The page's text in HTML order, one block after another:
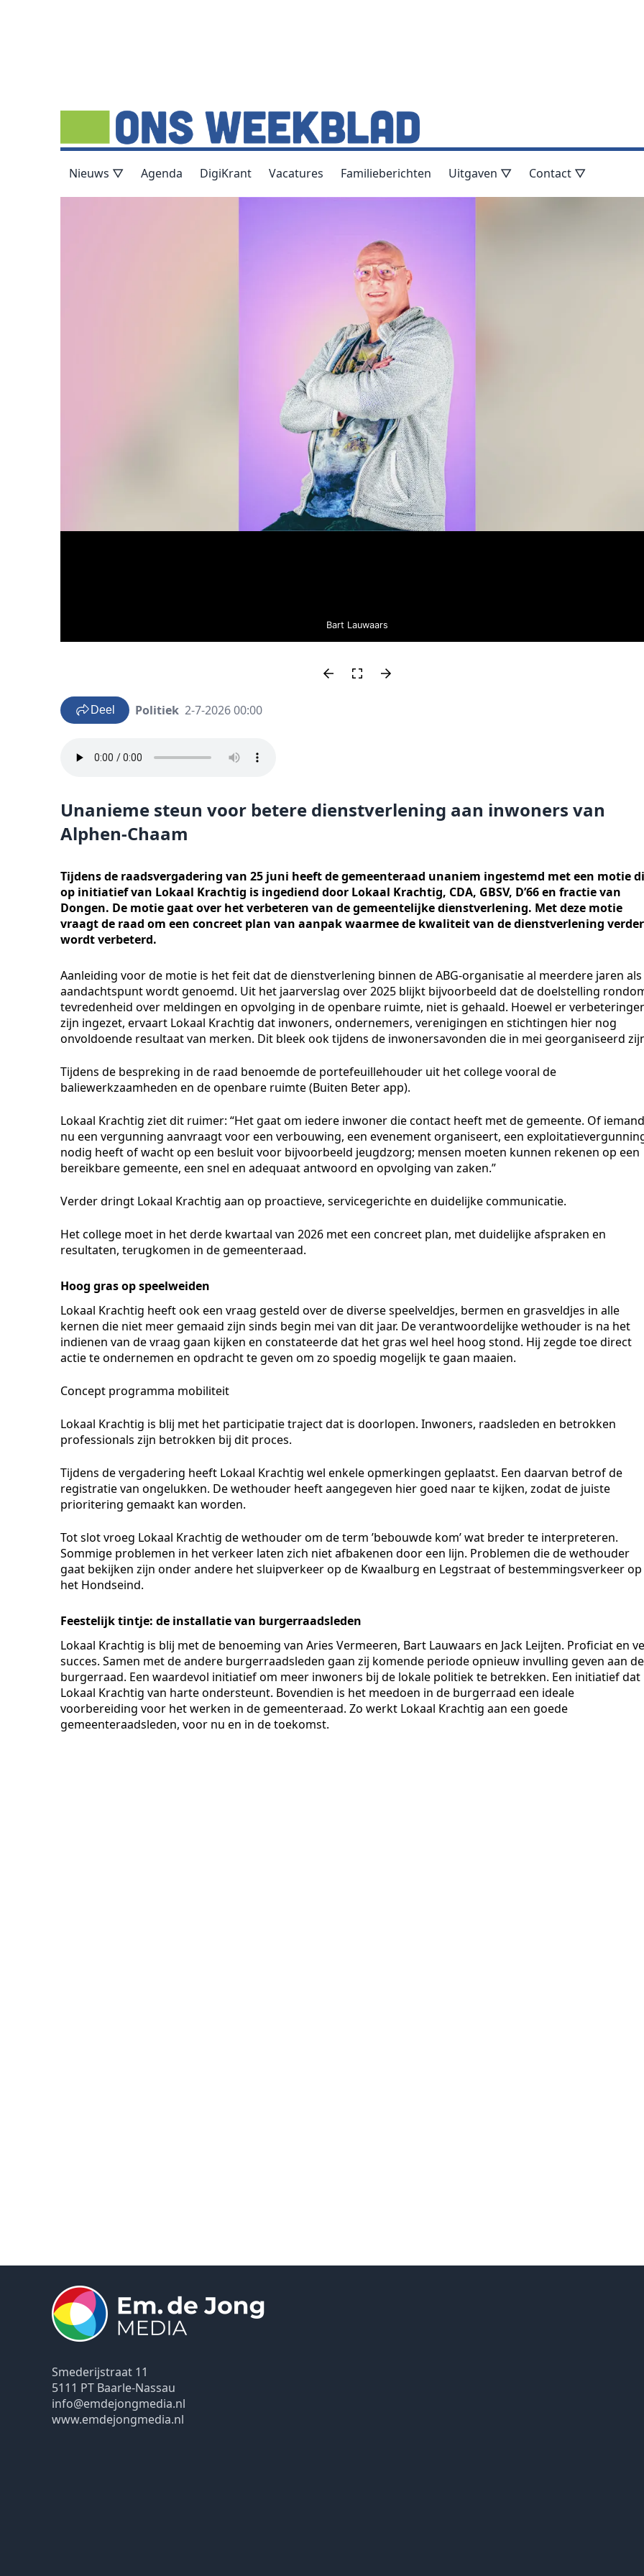
Nieuws ▽ Agenda DigiKrant Vacatures Familieberichten Uitgaven ▽ Contact ▽
Bart Lauwaars
Deel Politiek 2-7-2026 00:00
Unanieme steun voor betere dienstverlening aan inwoners van
Alphen-Chaam
Tijdens de raadsvergadering van 25 juni heeft de gemeenteraad unaniem ingestemd met een motie
op initiatief van Lokaal Krachtig is ingediend door Lokaal Krachtig, CDA, GBSV, D’66 en fractie van
Dongen. De motie gaat over het verbeteren van de gemeentelijke dienstverlening. Met deze motie
vraagt de raad om een concreet plan van aanpak waarmee de kwaliteit van de dienstverlening verder
wordt verbeterd.
Aanleiding voor de motie is het feit dat de dienstverlening binnen de ABG-organisatie al meerdere jaren als
aandachtspunt wordt genoemd. Uit het jaarverslag over 2025 blijkt bijvoorbeeld dat de doelstelling
tevredenheid over meldingen en opvolging in de openbare ruimte, niet is gehaald. Hoewel er
zijn ingezet, ervaart Lokaal Krachtig dat inwoners, ondernemers, verenigingen en stichtingen hier nog
onvoldoende resultaat van merken. Dit bleek ook tijdens de inwonersavonden die in mei georganiseerd
Tijdens de bespreking in de raad benoemde de portefeuillehouder uit het college vooral de
baliewerkzaamheden en de openbare ruimte (Buiten Beter app).
Lokaal Krachtig ziet dit ruimer: “Het gaat om iedere inwoner die contact heeft met de gemeente. Of iemand
nu een vergunning aanvraagt voor een verbouwing, een evenement organiseert, een
nodig heeft of wacht op een besluit voor bijvoorbeeld jeugdzorg; mensen moeten kunnen rekenen op een
bereikbare gemeente, een snel en adequaat antwoord en opvolging van zaken.”
Verder dringt Lokaal Krachtig aan op proactieve, servicegerichte en duidelijke communicatie.
Het college moet in het derde kwartaal van 2026 met een concreet plan, met duidelijke afspraken en
resultaten, terugkomen in de gemeenteraad.
Hoog gras op speelweiden
Lokaal Krachtig heeft ook een vraag gesteld over de diverse speelveldjes, bermen en grasveldjes in alle
kernen die niet meer gemaaid zijn sinds begin mei van dit jaar. De verantwoordelijke wethouder is na het
indienen van de vraag gaan kijken en constateerde dat het gras wel heel hoog stond. Hij zegde toe direct
actie te ondernemen en opdracht te geven om zo spoedig mogelijk te gaan maaien.
Concept programma mobiliteit
Lokaal Krachtig is blij met het participatie traject dat is doorlopen. Inwoners, raadsleden en betrokken
professionals zijn betrokken bij dit proces.
Tijdens de vergadering heeft Lokaal Krachtig wel enkele opmerkingen geplaatst. Een daarvan betrof de
registratie van ongelukken. De wethouder heeft aangegeven hier goed naar te kijken, zodat de juiste
prioritering gemaakt kan worden.
Tot slot vroeg Lokaal Krachtig de wethouder om de term ’bebouwde kom’ wat breder te interpreteren.
Sommige problemen in het verkeer laten zich niet afbakenen door een lijn. Problemen die de wethouder
gaat bekijken zijn onder andere het sluipverkeer op de Kwaalburg en Legstraat of bestemmingsverkeer op
het Hondseind.
Feestelijk tintje: de installatie van burgerraadsleden
Lokaal Krachtig is blij met de benoeming van Aries Vermeeren, Bart Lauwaars en Jack Leijten. Proficiat en
succes. Samen met de andere burgerraadsleden gaan zij komende periode opnieuw invulling geven aan de
burgerraad. Een waardevol initiatief om meer inwoners bij de lokale politiek te betrekken. Een initiatief dat
Lokaal Krachtig van harte ondersteunt. Bovendien is het meedoen in de burgerraad een ideale
voorbereiding voor het werken in de gemeenteraad. Zo werkt Lokaal Krachtig aan een goede
gemeenteraadsleden, voor nu en in de toekomst.
Smederijstraat 11
5111 PT Baarle-Nassau
info@emdejongmedia.nl
www.emdejongmedia.nl